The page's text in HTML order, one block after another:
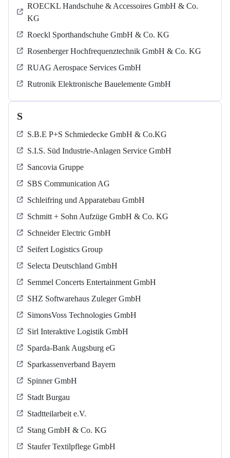
ROECKL Handschuhe & Accessoires GmbH & Co.
KG
Roeckl Sporthandschuhe GmbH & Co. KG
Rosenberger Hochfrequenztechnik GmbH & Co. KG
RUAG Aerospace Services GmbH
Rutronik Elektronische Bauelemente GmbH
S
S.B.E P+S Schmiedecke GmbH & Co.KG
S.I.S. Süd Industrie-Anlagen Service GmbH
Sancovia Gruppe
SBS Communication AG
Schleifring und Apparatebau GmbH
Schmitt + Sohn Aufzüge GmbH & Co. KG
Schneider Electric GmbH
Seifert Logistics Group
Selecta Deutschland GmbH
Semmel Concerts Entertainment GmbH
SHZ Softwarehaus Zuleger GmbH
SimonsVoss Technologies GmbH
Sirl Interaktive Logistik GmbH
Sparda-Bank Augsburg eG
Sparkassenverband Bayern
Spinner GmbH
Stadt Burgau
Stadtteilarbeit e.V.
Stang GmbH & Co. KG
Staufer Textilpflege GmbH